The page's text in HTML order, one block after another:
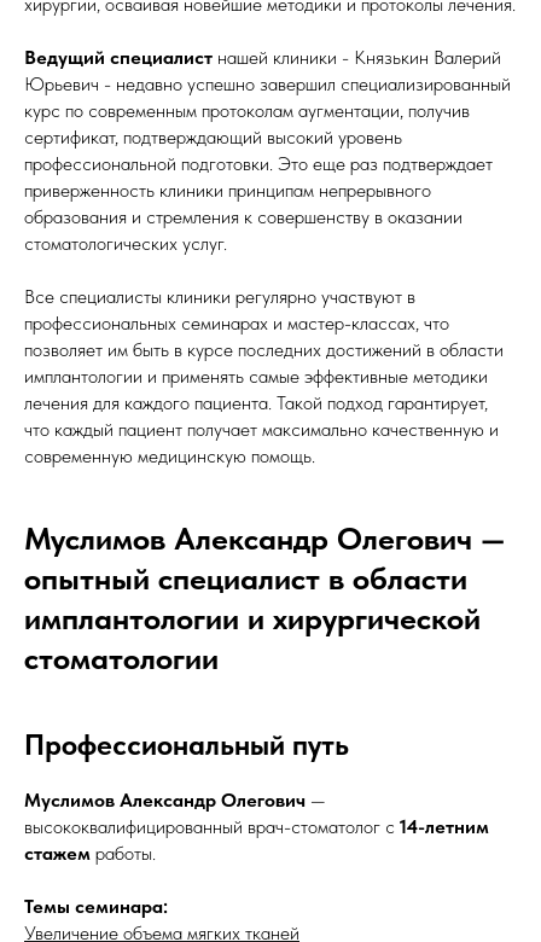
Ведущий специалист нашей клиники - Князькин Валерий
Юрьевич - недавно успешно завершил специализированный
курс по современным протоколам аугментации, получив
сертификат, подтверждающий высокий уровень
профессиональной подготовки. Это еще раз подтверждает
приверженность клиники принципам непрерывного
образования и стремления к совершенству в оказании
стоматологических услуг.
Все специалисты клиники регулярно участвуют в
профессиональных семинарах и мастер-классах, что
позволяет им быть в курсе последних достижений в области
имплантологии и применять самые эффективные методики
лечения для каждого пациента. Такой подход гарантирует,
что каждый пациент получает максимально качественную и
современную медицинскую помощь.
Муслимов Александр Олегович —
опытный специалист в области
имплантологии и хирургической
стоматологии
Профессиональный путь
Муслимов Александр Олегович —
высококвалифицированный врач-стоматолог с 14-летним
стажем работы.
Темы семинара:
Увеличение объема мягких тканей